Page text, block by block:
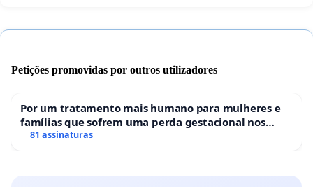
Petições promovidas por outros utilizadores
Por um tratamento mais humano para mulheres e
famílias que sofrem uma perda gestacional nos
hospitais portugueses
81 assinaturas